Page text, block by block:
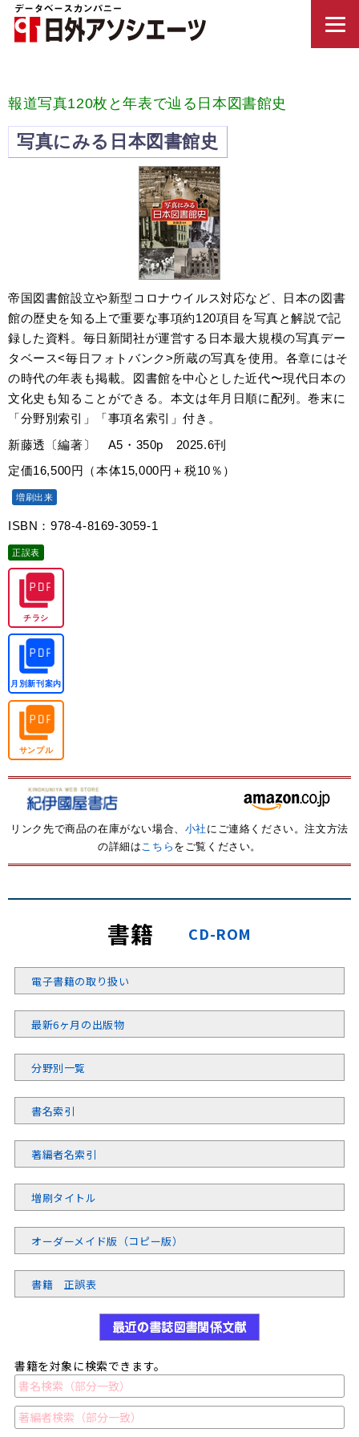
報道写真120枚と年表で辿る日本図書館史
写真にみる日本図書館史
帝国図書館設立や新型コロナウイルス対応など、日本の図書
館の歴史を知る上で重要な事項約120項目を写真と解説で記
録した資料。毎日新聞社が運営する日本最大規模の写真デー
タベース<毎日フォトバンク>所蔵の写真を使用。各章にはそ
の時代の年表も掲載。図書館を中心とした近代〜現代日本の
文化史も知ることができる。本文は年月日順に配列。巻末に
「分野別索引」「事項名索引」付き。
新藤透〔編著〕 A5・350p 2025.6刊
定価16,500円（本体15,000円＋税10％）
増刷出来
ISBN：978-4-8169-3059-1
正誤表
チラシ
月別新刊案内
サンプル
リンク先で商品の在庫がない場合、 小社 にご連絡ください。注文方法
の詳細は こちら をご覧ください。
書籍 CD-ROM
電子書籍の取り扱い
最新6ヶ月の出版物
分野別一覧
書名索引
著編者名索引
増刷タイトル
オーダーメイド版（コピー版）
書籍 正誤表
書籍を対象に検索できます。